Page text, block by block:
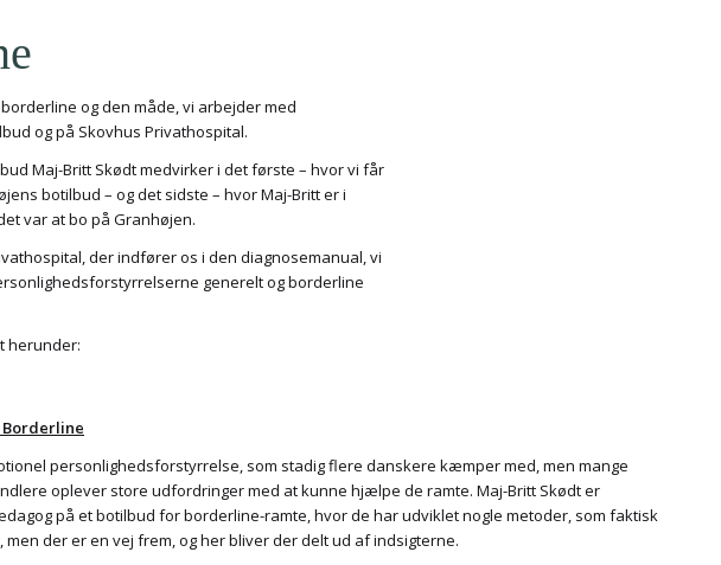
og den måde, vi arbejder med
og på Skovhus Privathospital.
Maj-Britt Skødt medvirker i det første – hvor vi får
botilbud – og det sidste – hvor Maj-Britt er i
var at bo på Granhøjen.
der indfører os i den diagnosemanual, vi
generelt og borderline
herunder:
Borderline
personlighedsforstyrrelse, som stadig flere danskere kæmper med, men mange
oplever store udfordringer med at kunne hjælpe de ramte. Maj-Britt Skødt er
på et botilbud for borderline-ramte, hvor de har udviklet nogle metoder, som faktisk
men der er en vej frem, og her bliver der delt ud af indsigterne.